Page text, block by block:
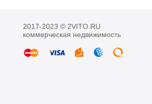
2017-2023 © 2VITO.RU
коммерческая недвижимость